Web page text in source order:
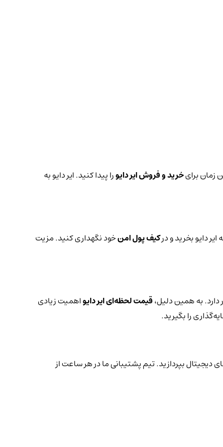
زمان برایخرید و فروش ایر دایورا پیدا کنید. ایر دایو به
دایو بخرید و درکیف پول امنخود نگهداری کنید. مزیت
دارد. به همین دلیل،قیمت لحظه‌ای ایر دایواهمیت زیادی
را بگیرید.
دیجیتال بپردازید. تیم پشتیبانی ما در هر ساعت از